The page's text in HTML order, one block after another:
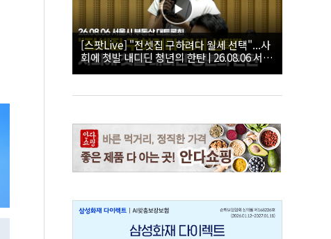
[스팟Live] "전셋집 구하려다 월세 선택"...사
회에 첫발 내디딘 청년의 한탄 | 26.08.06 서울
시 부동산 대토론회